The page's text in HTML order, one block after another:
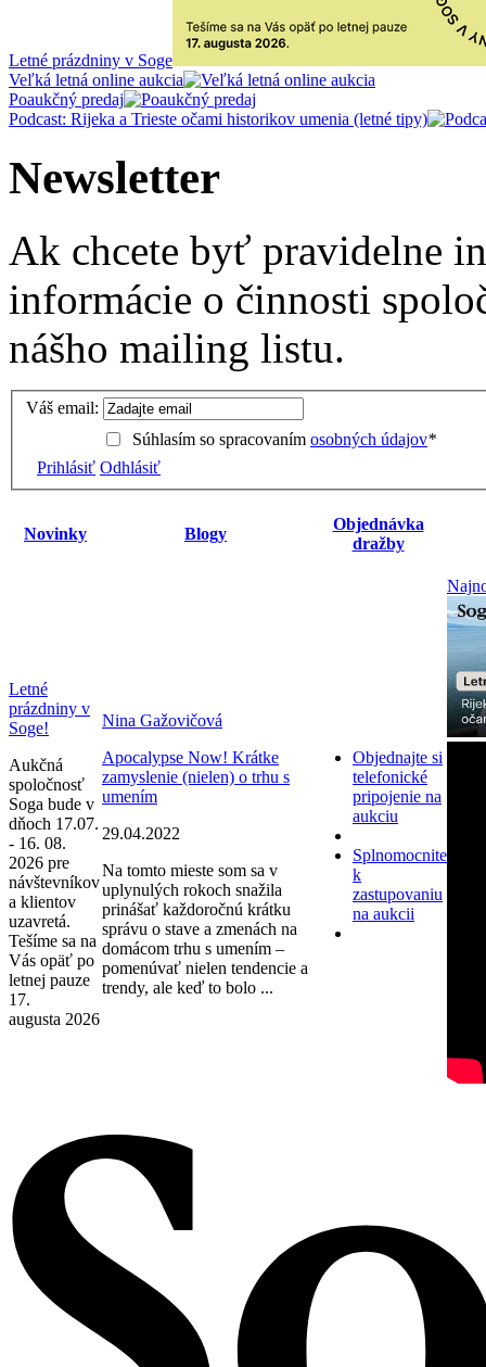
Letné prázdniny v Soge
Veľká letná online aukcia
Poaukčný predaj
Podcast: Rijeka a Trieste očami historikov umenia (letné tipy)
Newsletter
Ak chcete byť pravidelne
informácie o činnosti
nášho mailing listu.
Váš email:
Súhlasím so spracovaním osobných údajov*
Prihlásiť Odhlásiť
Novinky Blogy
Objednávka
dražby
Letné
prázdniny v
Soge!
Aukčná
spoločnosť
Soga bude v
dňoch 17.07.
- 16. 08.
2026 pre
návštevníkov
a klientov
uzavretá.
Tešíme sa na
Vás opäť po
letnej pauze
17.
augusta 2026
Nina Gažovičová
Apocalypse Now! Krátke
zamyslenie (nielen) o trhu s
umením
29.04.2022
Na tomto mieste som sa v
uplynulých rokoch snažila
prinášať každoročnú krátku
správu o stave a zmenách na
domácom trhu s umením –
pomenúvať nielen tendencie a
trendy, ale keď to bolo ...
Objednajte si
telefonické
pripojenie na
aukciu
Splnomocnite
k
zastupovaniu
na aukcii